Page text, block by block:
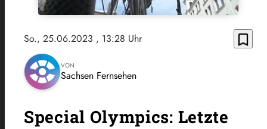
So., 25.06.2023 , 13:28 Uhr bookmark_border
VON
Sachsen Fernsehen
Special Olympics: Letzte